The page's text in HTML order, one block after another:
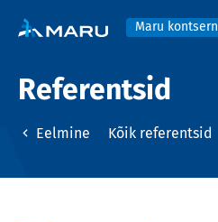
Maru kontsern
Referentsid
Eelmine Kõik referentsid